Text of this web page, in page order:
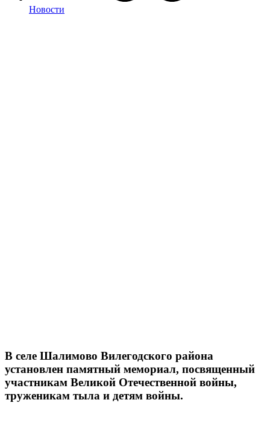
Новости
В селе Шалимово Вилегодского района
установлен памятный мемориал, посвященный
участникам Великой Отечественной войны,
труженикам тыла и детям войны.